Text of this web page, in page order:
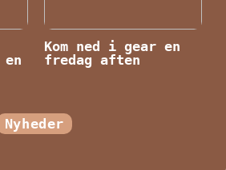
en
Kom ned i gear en
fredag aften
Nyheder